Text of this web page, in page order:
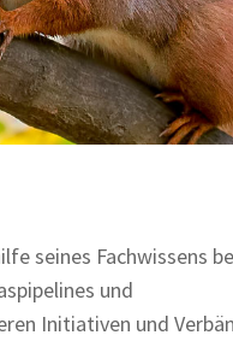
seines Fachwissens
und
Initiativen und